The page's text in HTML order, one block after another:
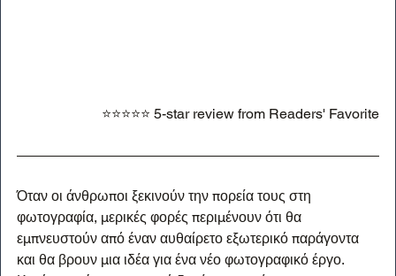
⭐⭐⭐⭐⭐ 5-star review from Readers' Favorite
Όταν οι άνθρωποι ξεκινούν την πορεία τους στη
φωτογραφία, μερικές φορές περιμένουν ότι θα
εμπνευστούν από έναν αυθαίρετο εξωτερικό παράγοντα
και θα βρουν μια ιδέα για ένα νέο φωτογραφικό έργο.